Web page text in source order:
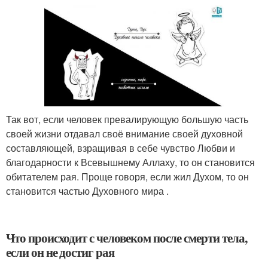
Так вот, если человек превалирующую большую часть
своей жизни отдавал своё внимание своей духовной
составляющей, взращивая в себе чувство Любви и
благодарности к Всевышнему Аллаху, то он становится
обитателем рая. Проще говоря, если жил Духом, то он
становится частью Духовного мира .
Что происходит с человеком после смерти тела,
если он не достиг рая